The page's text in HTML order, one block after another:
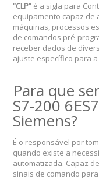
“CLP” é a sigla para
equipamento capaz de
máquinas, processos
de comandos pré-
receber dados de
ajuste específico para
Para que
S7-200
Siemens?
É o responsável por
quando existe a
automatizada. Capaz
sinais de comando